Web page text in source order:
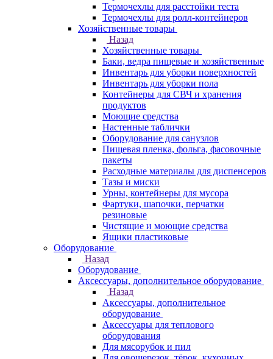
Термочехлы для расстойки теста
Термочехлы для ролл-контейнеров
Хозяйственные товары
Назад
Хозяйственные товары
Баки, ведра пищевые и хозяйственные
Инвентарь для уборки поверхностей
Инвентарь для уборки пола
Контейнеры для СВЧ и хранения
продуктов
Моющие средства
Настенные таблички
Оборудование для санузлов
Пищевая пленка, фольга, фасовочные
пакеты
Расходные материалы для диспенсеров
Тазы и миски
Урны, контейнеры для мусора
Фартуки, шапочки, перчатки
резиновые
Чистящие и моющие средства
Ящики пластиковые
Оборудование
Назад
Оборудование
Аксессуары, дополнительное оборудование
Назад
Аксессуары, дополнительное
оборудование
Аксессуары для теплового
оборудования
Для мясорубок и пил